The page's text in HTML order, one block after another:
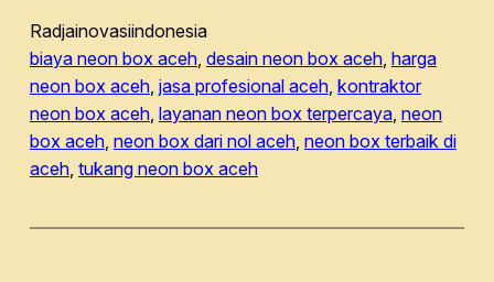
Radjainovasiindonesia
biaya neon box aceh, desain neon box aceh, harga
neon box aceh, jasa profesional aceh, kontraktor
neon box aceh, layanan neon box terpercaya, neon
box aceh, neon box dari nol aceh, neon box terbaik di
aceh, tukang neon box aceh